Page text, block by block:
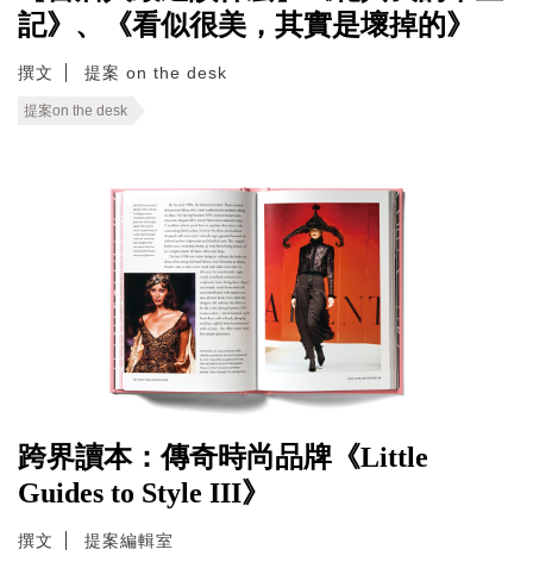
記》、《看似很美，其實是壞掉的》
撰文 提案 on the desk
提案on the desk
跨界讀本：傳奇時尚品牌《Little
Guides to Style III》
撰文 提案編輯室